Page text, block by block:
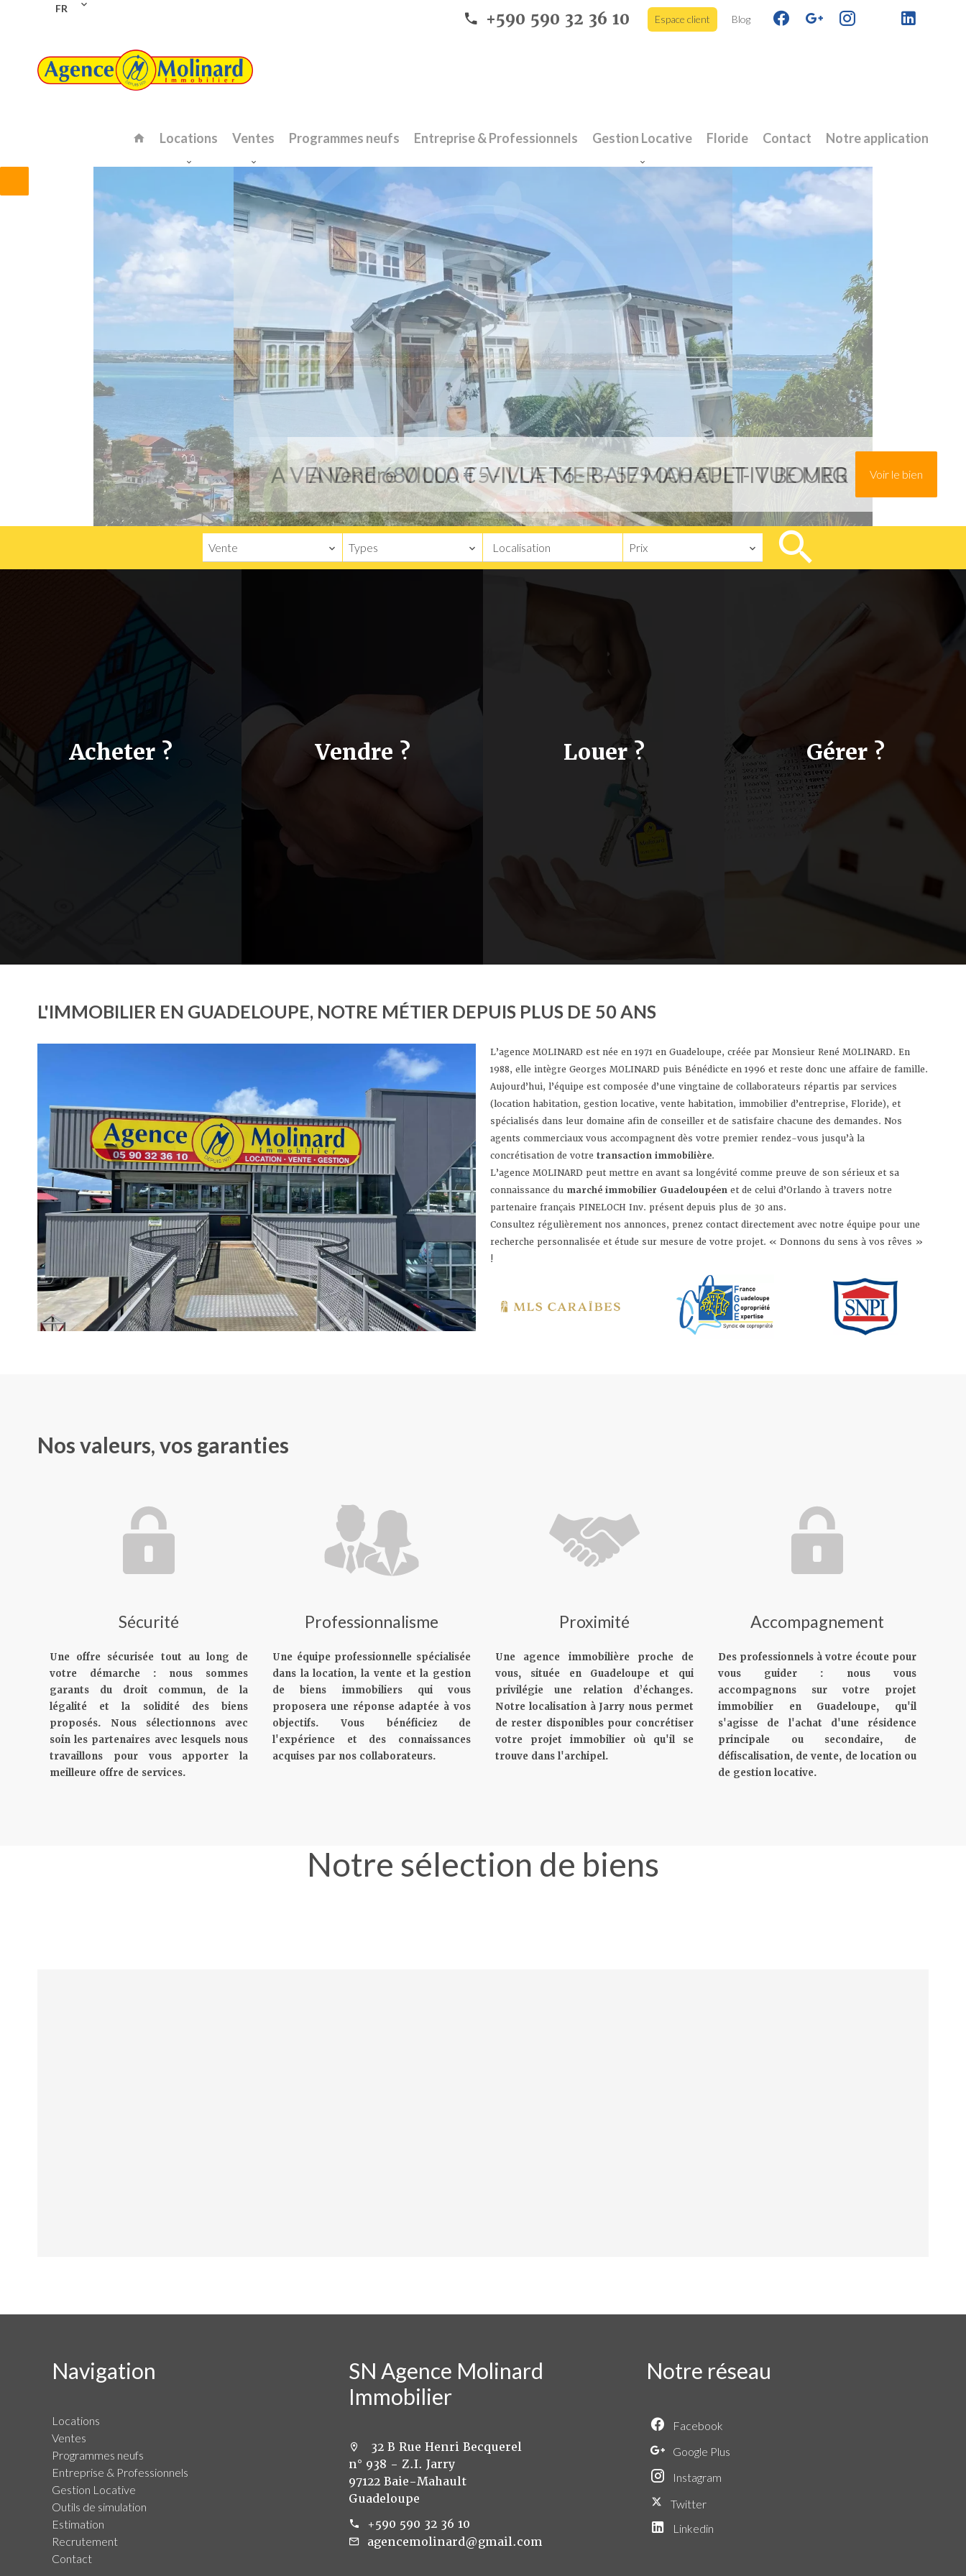
+590 590 32 36 10
FR
Espace client
Blog
Locations Ventes Programmes neufs Entreprise & Professionnels Gestion Locative Floride Contact Notre application
A Vendre VILLA T5 - VUE MER - 579 000 €PETIT BOURG Voir le bien
Vente Types Localisation Prix
Acheter ? Vendre ? Louer ? Gérer ?
L'IMMOBILIER EN GUADELOUPE, NOTRE MÉTIER DEPUIS PLUS DE 50 ANS
L’agence MOLINARD est née en 1971 en Guadeloupe, créée par Monsieur René MOLINARD. En
1988, elle intègre Georges MOLINARD puis Bénédicte en 1996 et reste donc une affaire de famille.
Aujourd’hui, l’équipe est composée d’une vingtaine de collaborateurs répartis par services
(location habitation, gestion locative, vente habitation, immobilier d’entreprise, Floride), et
spécialisés dans leur domaine afin de conseiller et de satisfaire chacune des demandes. Nos
agents commerciaux vous accompagnent dès votre premier rendez-vous jusqu’à la
concrétisation de votre transaction immobilière.
L’agence MOLINARD peut mettre en avant sa longévité comme preuve de son sérieux et sa
connaissance du marché immobilier Guadeloupéen et de celui d’Orlando à travers notre
partenaire français PINELOCH Inv. présent depuis plus de 30 ans.
Consultez régulièrement nos annonces, prenez contact directement avec notre équipe pour une
recherche personnalisée et étude sur mesure de votre projet. « Donnons du sens à vos rêves »
!
Nos valeurs, vos garanties
Sécurité
Une offre sécurisée tout au long de
votre démarche : nous sommes
garants du droit commun, de la
légalité et la solidité des biens
proposés. Nous sélectionnons avec
soin les partenaires avec lesquels nous
travaillons pour vous apporter la
meilleure offre de services.
Professionnalisme
Une équipe professionnelle spécialisée
dans la location, la vente et la gestion
de biens immobiliers qui vous
proposera une réponse adaptée à vos
objectifs. Vous bénéficiez de
l'expérience et des connaissances
acquises par nos collaborateurs.
Proximité
Une agence immobilière proche de
vous, située en Guadeloupe et qui
privilégie une relation d’échanges.
Notre localisation à Jarry nous permet
de rester disponibles pour concrétiser
votre projet immobilier où qu'il se
trouve dans l'archipel.
Accompagnement
Des professionnels à votre écoute pour
vous guider : nous vous
accompagnons sur votre projet
immobilier en Guadeloupe, qu'il
s'agisse de l'achat d'une résidence
principale ou secondaire, de
défiscalisation, de vente, de location ou
de gestion locative.
Notre sélection de biens
Navigation
Locations
Ventes
Programmes neufs
Entreprise & Professionnels
Gestion Locative
Outils de simulation
Estimation
Recrutement
Contact
SN Agence Molinard
Immobilier
32 B Rue Henri Becquerel
n° 938 - Z.I. Jarry
97122 Baie-Mahault
Guadeloupe
+590 590 32 36 10
agencemolinard@gmail.com
Notre réseau
Facebook
Google Plus
Instagram
Twitter
Linkedin